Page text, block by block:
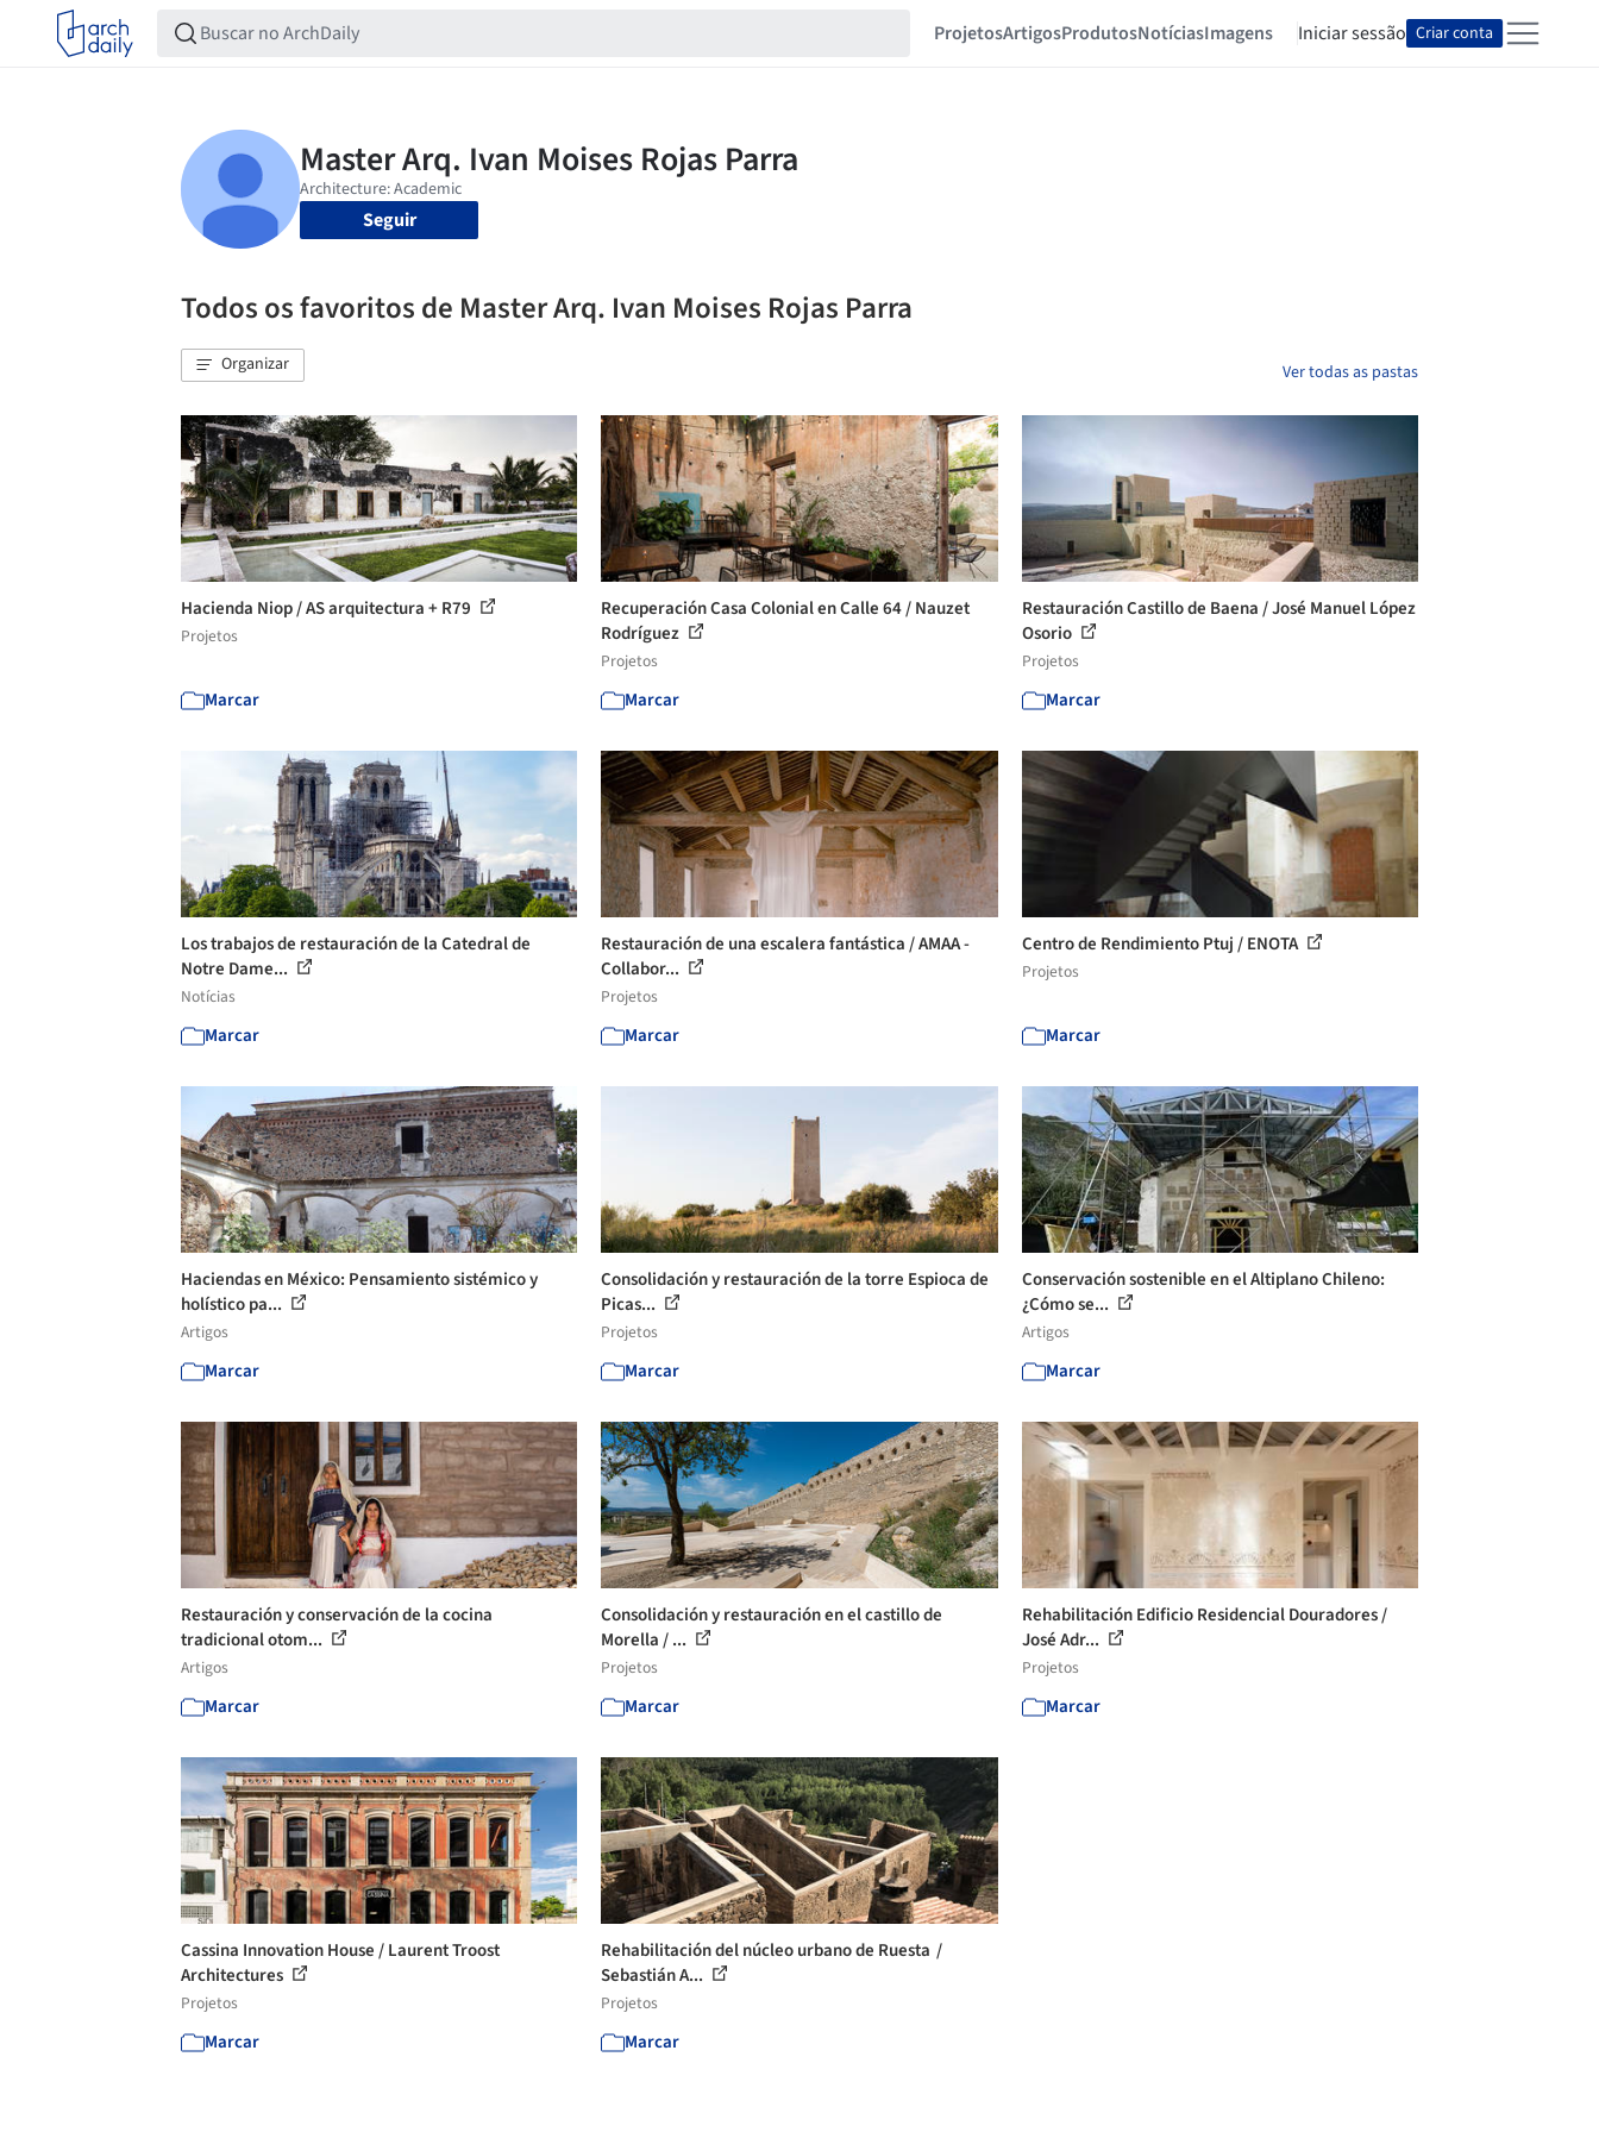
ProjetosArtigosProdutosNotíciasImagens Iniciar sessão Criar conta
Seguir
Todos os favoritos de Master Arq. Ivan Moises Rojas Parra
Organizar Ver todas as pastas
Hacienda Niop / AS arquitectura + R79
Projetos
Marcar
Recuperación Casa Colonial en Calle 64 / Nauzet
Rodríguez
Projetos
Marcar
Restauración Castillo de Baena / José Manuel López
Osorio
Projetos
Marcar
Los trabajos de restauración de la Catedral de
Notre Dame...
Notícias
Marcar
Restauración de una escalera fantástica / AMAA -
Collabor...
Projetos
Marcar
Centro de Rendimiento Ptuj / ENOTA
Projetos
Marcar
Haciendas en México: Pensamiento sistémico y
holístico pa...
Artigos
Marcar
Consolidación y restauración de la torre Espioca de
Picas...
Projetos
Marcar
Conservación sostenible en el Altiplano Chileno:
¿Cómo se...
Artigos
Marcar
Restauración y conservación de la cocina
tradicional otom...
Artigos
Marcar
Consolidación y restauración en el castillo de
Morella / ...
Projetos
Marcar
Rehabilitación Edificio Residencial Douradores /
José Adr...
Projetos
Marcar
Cassina Innovation House / Laurent Troost
Architectures
Projetos
Marcar
Rehabilitación del núcleo urbano de Ruesta /
Sebastián A...
Projetos
Marcar